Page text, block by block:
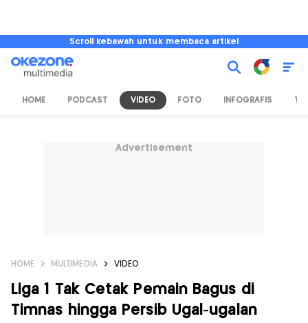
Scroll kebawah untuk membaca artikel
HOME PODCAST VIDEO FOTO INFOGRAFIS TV
Advertisement
HOME MULTIMEDIA VIDEO
Liga 1 Tak Cetak Pemain Bagus di
Timnas hingga Persib Ugal-ugalan